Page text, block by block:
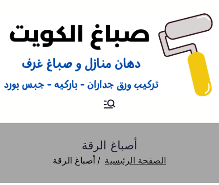
صباغ
أصباغ الرقة
الصفحة الرئيسية أصباغ الرقة